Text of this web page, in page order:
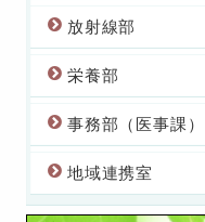
放射線部
栄養部
事務部（医事課）
地域連携室